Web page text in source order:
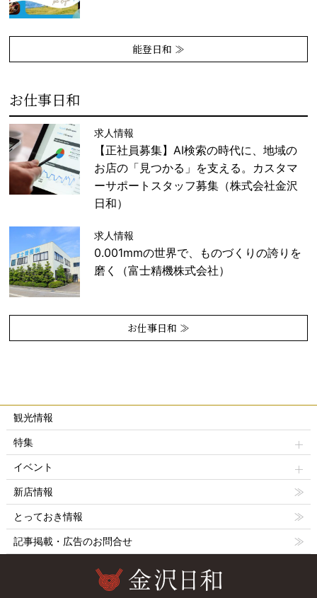
能登日和 ≫
お仕事日和
求人情報
【正社員募集】AI検索の時代に、地域の
お店の「見つかる」を支える。カスタマ
ーサポートスタッフ募集（株式会社金沢
日和）
求人情報
0.001mmの世界で、ものづくりの誇りを
磨く（富士精機株式会社）
お仕事日和 ≫
観光情報
特集
イベント
新店情報
とっておき情報
記事掲載・広告のお問合せ